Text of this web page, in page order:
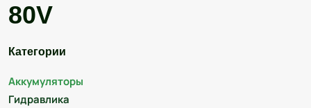
80V
Категории
Аккумуляторы
Гидравлика